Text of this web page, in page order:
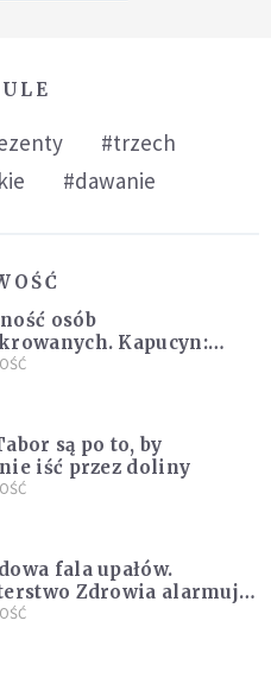
#trzech
#dawanie
osób
Kapucyn:
pojedynkę rzadko jest
są po to, by
iść przez doliny
fala upałów.
Zdrowia alarmuje
z czerwca